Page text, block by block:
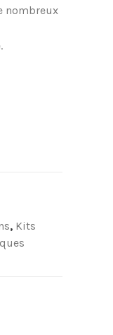
nombreux
, Kits